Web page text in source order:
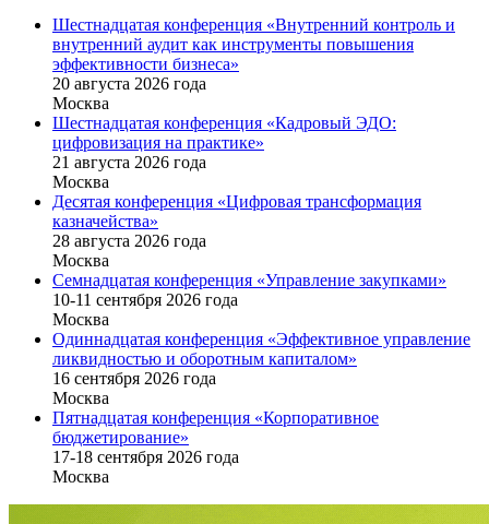
Шестнадцатая конференция «Внутренний контроль и
внутренний аудит как инструменты повышения
эффективности бизнеса»
20 августа 2026 года
Москва
Шестнадцатая конференция «Кадровый ЭДО:
цифровизация на практике»
21 августа 2026 года
Москва
Десятая конференция «Цифровая трансформация
казначейства»
28 августа 2026 года
Москва
Семнадцатая конференция «Управление закупками»
10-11 сентября 2026 года
Москва
Одиннадцатая конференция «Эффективное управление
ликвидностью и оборотным капиталом»
16 cентября 2026 года
Москва
Пятнадцатая конференция «Корпоративное
бюджетирование»
17-18 сентября 2026 года
Москва